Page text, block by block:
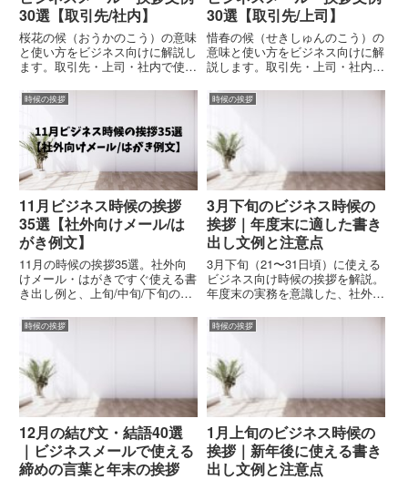
30選【取引先/社内】
桜花の候（おうかのこう）の意味
と使い方をビジネス向けに解説し
ます。取引先・上司・社内で使え
ル・挨拶状・案内文の文例テンプ
レをまとめました。
30選【取引先/上司】
惜春の候（せきしゅんのこう）の
意味と使い方をビジネス向けに解
説します。取引先・上司・社内で
挨拶メール・お礼・案内文などの
文例テンプレをまとめました。春
時候の挨拶
11月ビジネス時候の挨拶
35選【社外向けメール/は
がき例文】
11月の時候の挨拶35選。社外向
けメール・はがきですぐ使える書
き出し例と、上旬/中旬/下旬の使
秋・向寒など季節に合う表現がわ
かる。
時候の挨拶
3月下旬のビジネス時候の
挨拶｜年度末に適した書き
出し文例と注意点
3月下旬（21〜31日頃）に使える
ビジネス向け時候の挨拶を解説。
年度末の実務を意識した、社外メ
出し文例と注意点をまとめていま
す。
時候の挨拶
12月の結び文・結語40選
｜ビジネスメールで使える
締めの言葉と年末の挨拶
時候の挨拶
1月上旬のビジネス時候の
挨拶｜新年後に使える書き
出し文例と注意点